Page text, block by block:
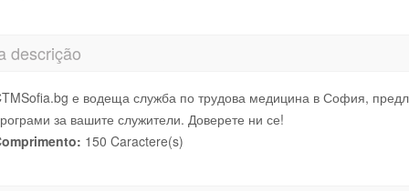
descrição
е водеща служба по трудова медицина в София,
за вашите служители. Доверете ни се!
150 Caractere(s)